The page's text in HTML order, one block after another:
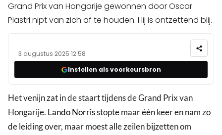
Grand Prix van Hongarije gewonnen door Oscar
Piastri nipt van zich af te houden. Hij is ontzettend blij.
3 augustus 2025 12:58
Instellen als voorkeursbron
Het venijn zat in de staart tijdens de Grand Prix van
Hongarije. Lando Norrisstopte maar één keer en nam zo
de leiding over, maar moest alle zeilen bijzetten om